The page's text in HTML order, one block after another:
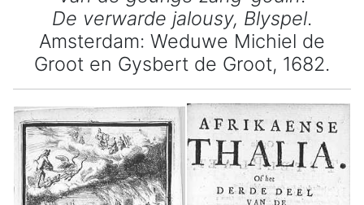
De verwarde jalousy, Blyspel.
Amsterdam: Weduwe Michiel de
Groot en Gysbert de Groot, 1682.